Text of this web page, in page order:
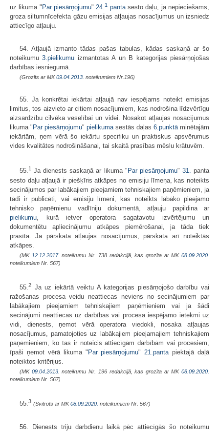
uz likuma " Par piesārņojumu"24.1 pantasesto daļu, ja nepieciešams,
groza siltumnīcefekta gāzu emisijas atļaujas nosacījumus un izsniedz
attiecīgo atļauju.
54. Atļaujā izmanto tādas pašas tabulas, kādas saskaņā ar šo
noteikumu3.pielikumu izmantotas A un B kategorijas piesārņojošas
darbības iesniegumā.
(Grozīts ar MK09.04.2013. noteikumiem Nr.196)
55. Ja konkrētai iekārtai atļaujā nav iespējams noteikt emisijas
limitus, tos aizvieto ar citiem nosacījumiem, kas nodrošina līdzvērtīgu
aizsardzību cilvēka veselībai un videi. Nosakot atļaujas nosacījumus
likuma " Par piesārņojumu" pielikumasestās daļas 6.punktāminētajām
iekārtām, ņem vērā šo iekārtu specifiku un praktiskus apsvērumus
vides kvalitātes nodrošināšanai, tai skaitā prasības mēslu krātuvēm.
55.1 Ja dienests saskaņā ar likuma " Par piesārņojumu" 31. panta
sesto daļu atļaujā ir piešķīris atkāpes no emisiju līmeņa, kas noteikts
secinājumos par labākajiem pieejamiem tehniskajiem paņēmieniem, ja
tādi ir publicēti, vai emisiju līmeni, kas noteikts labāko pieejamo
tehnisko paņēmienu vadlīniju dokumentā, atļauju papildina ar
pielikumu , kurā ietver operatora sagatavotu izvērtējumu un
dokumentētu apliecinājumu atkāpes piemērošanai, ja tāda tiek
prasīta. Ja pārskata atļaujas nosacījumus, pārskata arī noteiktās
atkāpes.
(MK 12.12.2017. noteikumu Nr. 738 redakcijā, kas grozīta ar MK08.09.2020.
noteikumiem Nr. 567)
55. 2 Ja uz iekārtā veiktu A kategorijas piesārņojošo darbību vai
ražošanas procesa veidu neattiecas neviens no secinājumiem par
labākajiem pieejamiem tehniskajiem paņēmieniem vai ja šādi
secinājumi neattiecas uz darbības vai procesa iespējamo ietekmi uz
vidi, dienests, ņemot vērā operatora viedokli, nosaka atļaujas
nosacījumus, pamatojoties uz labākajiem pieejamajiem tehniskajiem
paņēmieniem, ko tas ir noteicis attiecīgām darbībām vai procesiem,
īpaši ņemot vērā likuma " Par piesārņojumu" 21.panta piektajā daļā
noteiktos kritērijus.
(MK 09.04.2013. noteikumu Nr. 196 redakcijā, kas grozīta ar MK08.09.2020.
noteikumiem Nr. 567)
55.3 (Svītrots ar MK08.09.2020. noteikumiem Nr. 567)
56. Dienests triju darbdienu laikā pēc attiecīgās šo noteikumu